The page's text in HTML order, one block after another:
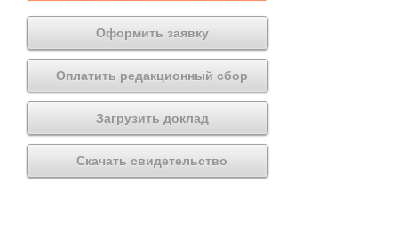
Оформить заявку
Оплатить редакционный сбор
Загрузить доклад
Скачать свидетельство